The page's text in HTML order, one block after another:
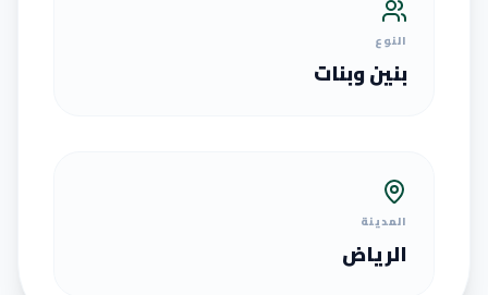
النوع
بنين وبنات
المدينة
الرياض